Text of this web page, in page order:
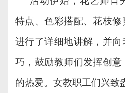
特点、色彩搭配、花枝
进行了详细地讲解，并
巧，鼓励教师们发挥创
的热爱。女教职工们兴致